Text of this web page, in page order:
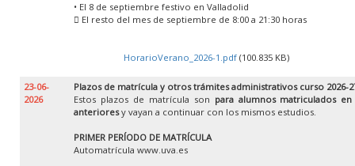
• El 8 de septiembre festivo en Valladolid
 El resto del mes de septiembre de 8:00 a 21:30 horas
HorarioVerano_2026-1.pdf (100.835 KB)
23-06-
2026
Plazos de matrícula y otros trámites administrativos curso 2026-
Estos plazos de matrícula son para alumnos matriculados
anterioresy vayan a continuar con los mismos estudios.
PRIMER PERÍODO DE MATRÍCULA
Automatrícula www.uva.es